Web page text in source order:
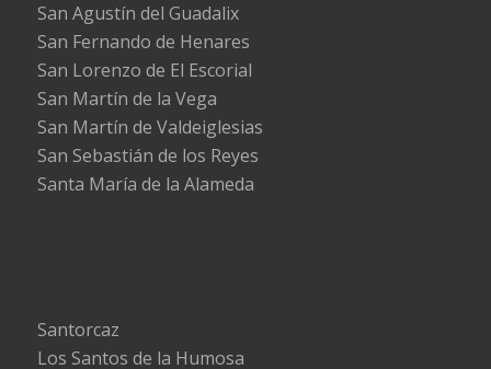
San Agustín del Guadalix
San Fernando de Henares
San Lorenzo de El Escorial
San Martín de la Vega
San Martín de Valdeiglesias
San Sebastián de los Reyes
Santa María de la Alameda
Santorcaz
Los Santos de la Humosa